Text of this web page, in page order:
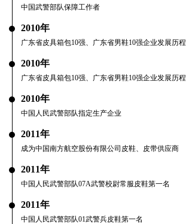
中国武警部队保障工作者
2010年
广东省皮具箱包10强、广东省男鞋10强企业发展历程
2010年
广东省皮具箱包10强、广东省男鞋10强企业发展历程
2010年
中国人民武警部队指定生产企业
2011年
成为中国南方航空股份有限公司皮鞋、皮带供应商
2011年
中国人民武警部队07A武警校尉常服皮鞋第一名
2011年
中国人民武警部队01武警兵皮鞋第一名